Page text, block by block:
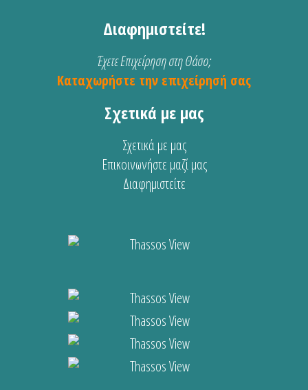
Διαφημιστείτε!
Έχετε Επιχείρηση στη Θάσο;
Καταχωρήστε την επιχείρησή σας
Σχετικά με μας
Σχετικά με μας
Επικοινωνήστε μαζί μας
Διαφημιστείτε